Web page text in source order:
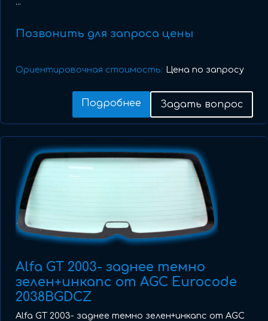
Позвонить для запроса цены
Ориентировочная стоимость: Цена по запросу
Подробнее Задать вопрос
Alfa GT 2003- заднее темно
зелен+инкапс от AGC Eurocode
2038BGDCZ
Alfa GT 2003- заднее темно зелен+инкапс от AGC